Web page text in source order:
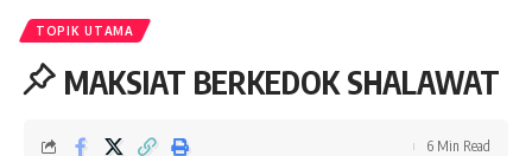
TOPIK UTAMA
MAKSIAT BERKEDOK SHALAWAT
6 Min Read